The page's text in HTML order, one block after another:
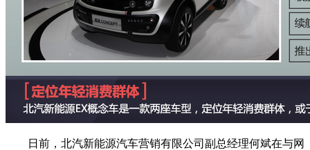
日前，北汽新能源汽车营销有限公司副总经理何斌在与网